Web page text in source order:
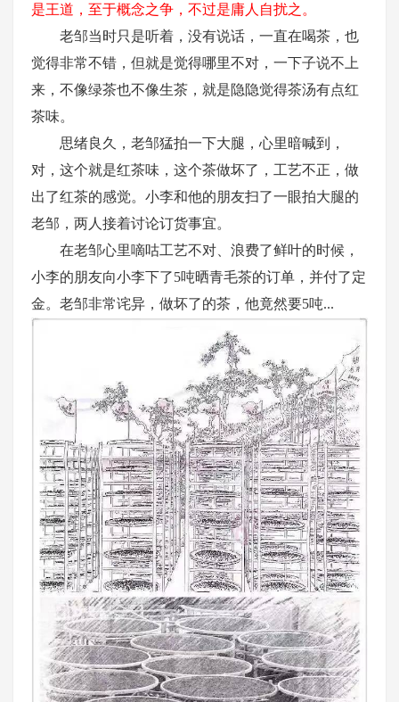
是王道，至于概念之争，不过是庸人自扰之。
老邹当时只是听着，没有说话，一直在喝茶，也
觉得非常不错，但就是觉得哪里不对，一下子说不上
来，不像绿茶也不像生茶，就是隐隐觉得茶汤有点红
茶味。
思绪良久，老邹猛拍一下大腿，心里暗喊到，
对，这个就是红茶味，这个茶做坏了，工艺不正，做
出了红茶的感觉。小李和他的朋友扫了一眼拍大腿的
老邹，两人接着讨论订货事宜。
在老邹心里嘀咕工艺不对、浪费了鲜叶的时候，
小李的朋友向小李下了5吨晒青毛茶的订单，并付了定
金。老邹非常诧异，做坏了的茶，他竟然要5吨...